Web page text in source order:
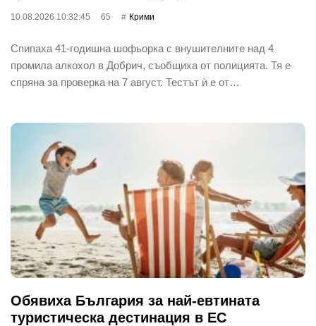
10.08.2026 10:32:45 65 Крими
Спипаха 41-годишна шофьорка с внушителните над 4
промила алкохол в Добрич, съобщиха от полицията. Тя е
спряна за проверка на 7 август. Тестът ѝ е от…
Обявиха България за най-евтината
туристическа дестинация в ЕС